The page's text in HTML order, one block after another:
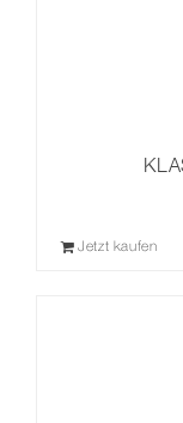
Jetzt kaufen